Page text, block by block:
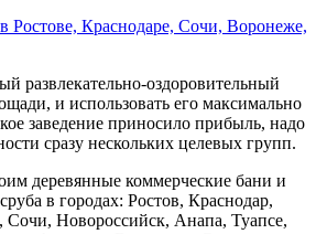
развлекательно-оздоровительный
и использовать его максимально
заведение приносило прибыль, надо
сразу нескольких целевых групп.
деревянные коммерческие бани и
в городах: Ростов, Краснодар,
Новороссийск, Анапа, Туапсе,